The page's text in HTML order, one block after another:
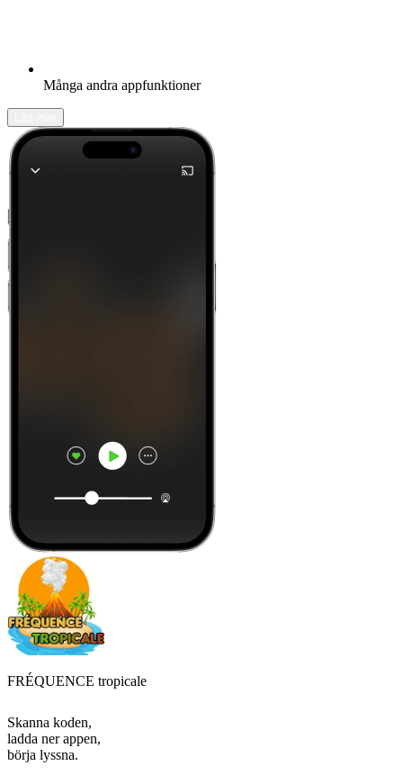
Många andra appfunktioner
FRÉQUENCE tropicale
Skanna koden,
ladda ner appen,
börja lyssna.